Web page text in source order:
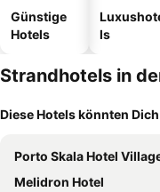
Günstige
Hotels
ls
Strandhotels in
Diese Hotels könnten
Porto Skala Hotel
Melidron Hotel